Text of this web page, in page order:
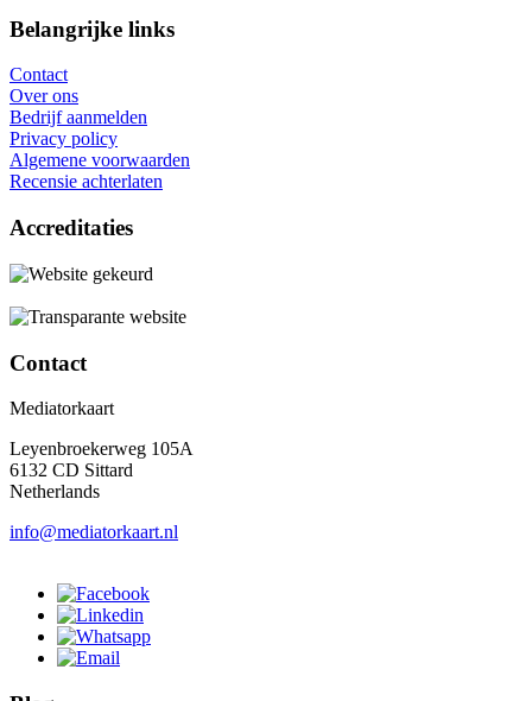
Belangrijke links
Contact
Over ons
Bedrijf aanmelden
Privacy policy
Algemene voorwaarden
Recensie achterlaten
Accreditaties
Contact
Mediatorkaart
Leyenbroekerweg 105A
6132 CD Sittard
Netherlands
info@mediatorkaart.nl